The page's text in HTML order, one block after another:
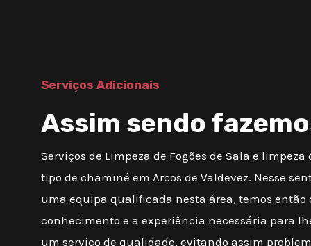
Serviços Adicionais
Assim sendo
Serviços de Limpeza de Fogões de Sala e
tipo de chaminé em Arcos de Valdevez. Nesse
uma equipa qualificada nesta área, temos então
conhecimento e a experiência necessária para
um serviço de qualidade, evitando assim